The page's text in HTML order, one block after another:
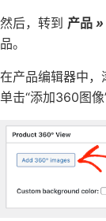
然后，转到 产品 »
品。
在产品编辑器中，
单击“添加360图像